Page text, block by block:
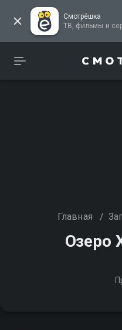
Смотрёшка
ТВ,
Главная /
Озеро